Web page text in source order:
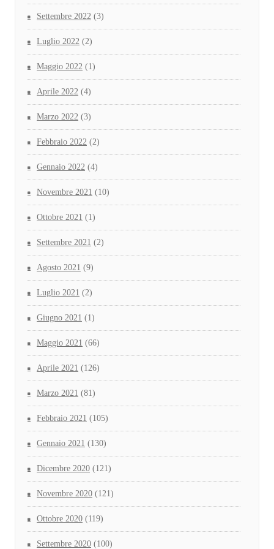
Settembre 2022 (3)
Luglio 2022 (2)
Maggio 2022 (1)
Aprile 2022 (4)
Marzo 2022 (3)
Febbraio 2022 (2)
Gennaio 2022 (4)
Novembre 2021 (10)
Ottobre 2021 (1)
Settembre 2021 (2)
Agosto 2021 (9)
Luglio 2021 (2)
Giugno 2021 (1)
Maggio 2021 (66)
Aprile 2021 (126)
Marzo 2021 (81)
Febbraio 2021 (105)
Gennaio 2021 (130)
Dicembre 2020 (121)
Novembre 2020 (121)
Ottobre 2020 (119)
Settembre 2020 (100)